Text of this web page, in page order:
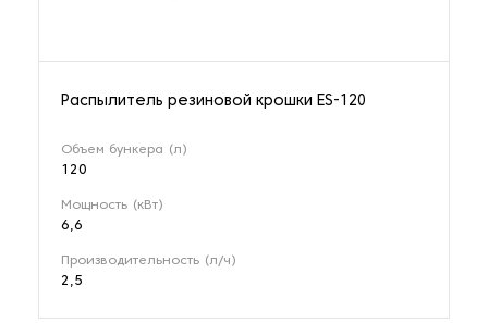
Распылитель резиновой крошки ES-120
Объем бункера (л)
120
Мощность (кВт)
6,6
Производительность (л/ч)
2,5